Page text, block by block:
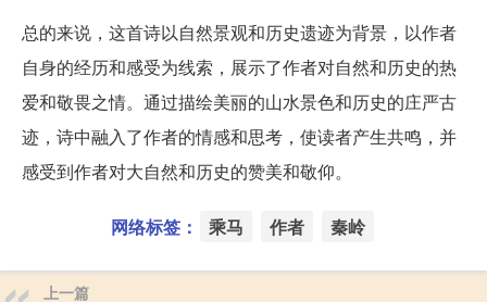
总的来说，这首诗以自然景观和历史遗迹为背景，以作者
自身的经历和感受为线索，展示了作者对自然和历史的热
爱和敬畏之情。通过描绘美丽的山水景色和历史的庄严古
迹，诗中融入了作者的情感和思考，使读者产生共鸣，并
感受到作者对大自然和历史的赞美和敬仰。
网络标签： 乘马 作者 秦岭
上一篇